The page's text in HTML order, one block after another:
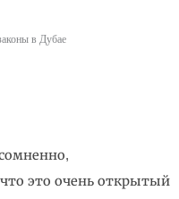
в Дубае
это очень открытый